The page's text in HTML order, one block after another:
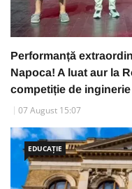
Performanță
Napoca! A luat aur la
competiție de inginerie
07 August 15:07
EDUCAȚIE